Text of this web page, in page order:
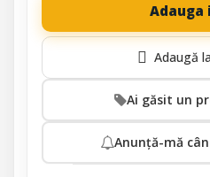
Adauga
Ai găsit un
Anunță-mă